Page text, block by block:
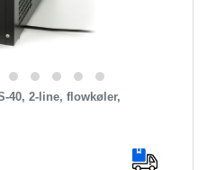
40, 2-line, flowkøler,